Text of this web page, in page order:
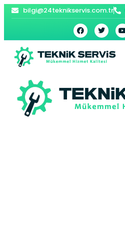
bilgi@24teknikservis.com.tr